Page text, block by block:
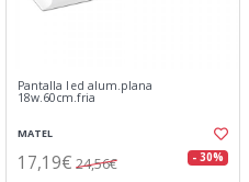
Pantalla led alum.plana
18w.60cm.fria
MATEL
17,19€ 24,56€ - 30%